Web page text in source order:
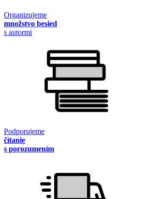
Organizujeme
množstvo besied
s autormi
Podporujeme
čítanie
s porozumením